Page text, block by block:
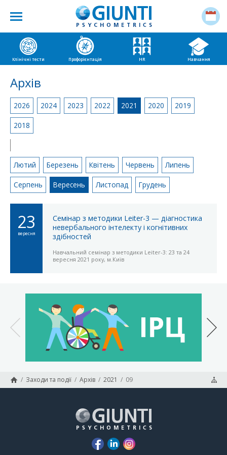
Клінічні тести Профорієнтація HR Навчання
Архів
2026 2024 2023 2022 2021 2020 2019
2018
Лютий Березень Квітень Червень Липень
Серпень Вересень Листопад Грудень
Семінар з методики Leiter-3 — діагностика
невербального інтелекту і когнітивних
здібностей
23
вересня
Навчальний семінар з методики Leiter-3: 23 та 24
вересня 2021 року, м.Київ
/ Заходи та події / Архів / 2021 / 09